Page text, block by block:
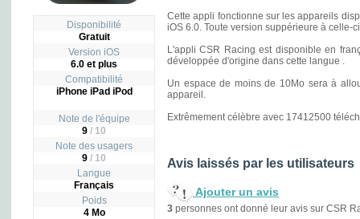
Disponibilité
Gratuit
Version iOS
6.0 et plus
Compatibilité
iPhone iPad iPod
Note de l'équipe
9 / 10
Note des usagers
9 / 10
Langue
Français
Poids
4 Mo
Cette appli fonctionne sur les appareils
iOS 6.0. Toute version suppérieure à celle-
L'appli CSR Racing est disponible en
développée d'origine dans cette langue .
Un espace de moins de 10Mo sera à
appareil.
Extrêmement célèbre avec 17412500
Avis laissés par les utilisateurs
Ajouter un avis
3 personnes ont donné leur avis sur CSR